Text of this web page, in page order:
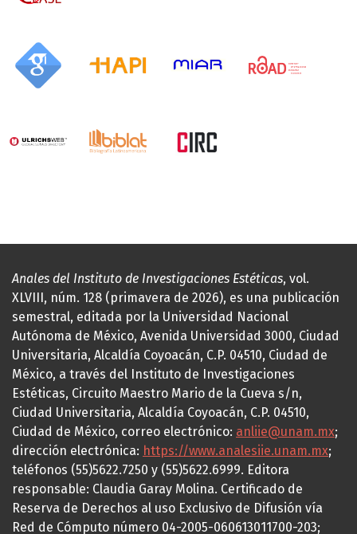
Anales del Instituto de Investigaciones Estéticas, vol.
XLVIII, núm. 128 (primavera de 2026), es una publicación
semestral, editada por la Universidad Nacional
Autónoma de México, Avenida Universidad 3000, Ciudad
Universitaria, Alcaldía Coyoacán, C.P. 04510, Ciudad de
México, a través del Instituto de Investigaciones
Estéticas, Circuito Maestro Mario de la Cueva s/n,
Ciudad Universitaria, Alcaldía Coyoacán, C.P. 04510,
Ciudad de México, correo electrónico: anliie@unam.mx;
dirección electrónica: https://www.analesiie.unam.mx;
teléfonos (55)5622.7250 y (55)5622.6999. Editora
responsable: Claudia Garay Molina. Certificado de
Reserva de Derechos al uso Exclusivo de Difusión vía
Red de Cómputo número 04-2005-060613011700-203;